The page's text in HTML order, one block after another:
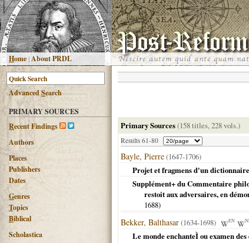
Home|About PRDL
AdvancedSearch
PRIMARY SOURCES
Recent Findings
Authors
Places
Publishers
Dates
Genres
Topics
Biblical
Scholastica
Primary Sources(158 titles, 228 vols.)
Results 61-80
Bayle, Pierre(1647-1706)
Projet et fragmens d'un
Supplément+ du Commentaire
restoit aux adversaires, en
1688)
Bekker, Balthasar(1634-1698) EN
Le monde enchanteÌ ou examen